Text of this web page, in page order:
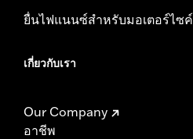
ยื่นไฟแนนซ์สำหรับมอเตอร์ไซค์
เกี่ยวกับเรา
Our Company
อาชีพ